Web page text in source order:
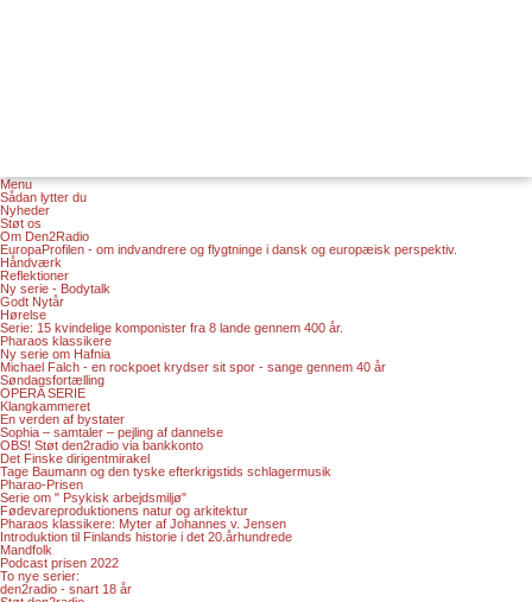
Menu
Sådan lytter du
Nyheder
Støt os
Om Den2Radio
EuropaProfilen - om indvandrere og flygtninge i dansk og europæisk perspektiv.
Håndværk
Reflektioner
Ny serie - Bodytalk
Godt Nytår
Hørelse
Serie: 15 kvindelige komponister fra 8 lande gennem 400 år.
Pharaos klassikere
Ny serie om Hafnia
Michael Falch - en rockpoet krydser sit spor - sange gennem 40 år
Søndagsfortælling
OPERA SERIE
Klangkammeret
En verden af bystater
Sophia – samtaler – pejling af dannelse
OBS! Støt den2radio via bankkonto
Det Finske dirigentmirakel
Tage Baumann og den tyske efterkrigstids schlagermusik
Pharao-Prisen
Serie om " Psykisk arbejdsmiljø"
Fødevareproduktionens natur og arkitektur
Pharaos klassikere: Myter af Johannes v. Jensen
Introduktion til Finlands historie i det 20.århundrede
Mandfolk
Podcast prisen 2022
To nye serier:
den2radio - snart 18 år